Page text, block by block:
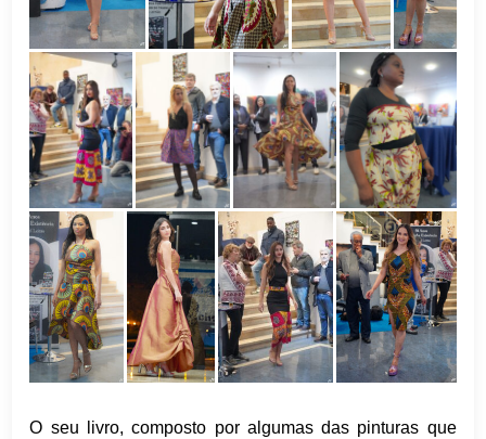
O seu livro, composto por algumas das pinturas que